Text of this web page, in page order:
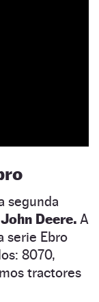
segunda
Deere. A
serie Ebro
8070,
tractores